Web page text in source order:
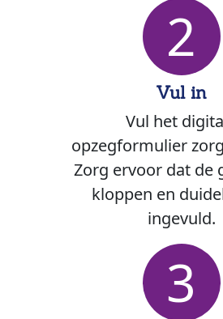
2
Vul in
Vul het
opzegformulier
Zorg ervoor dat de
kloppen en
ingevuld.
3